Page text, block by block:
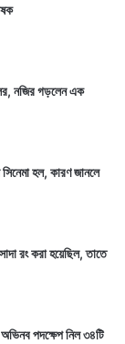
নজির গড়লেন এক
হল, কারণ জানলে
রং করা হয়েছিল, তাতে
পদক্ষেপ নিল ৩৪টি